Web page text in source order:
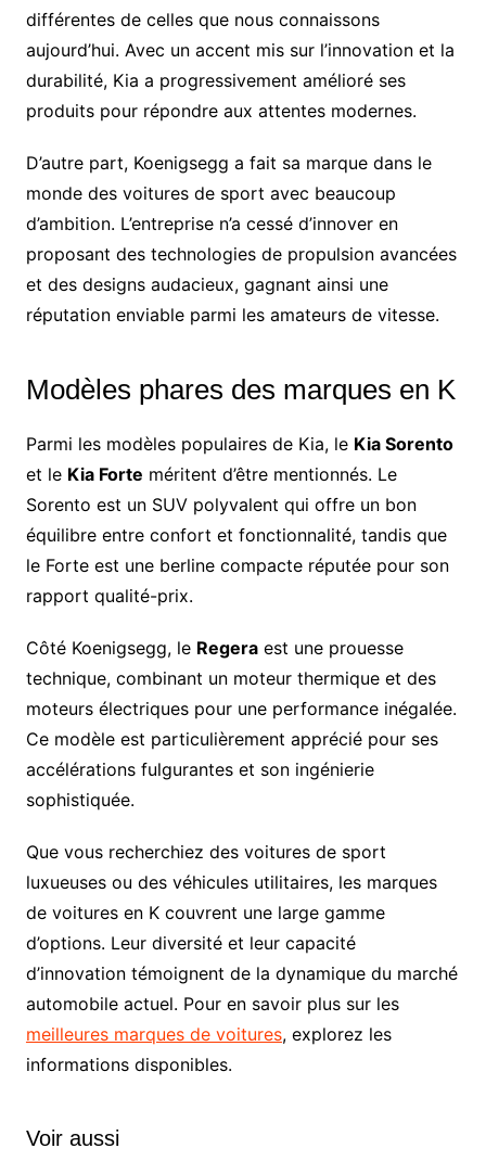
différentes de celles que nous connaissons
aujourd’hui. Avec un accent mis sur l’innovation et la
durabilité, Kia a progressivement amélioré ses
produits pour répondre aux attentes modernes.
D’autre part, Koenigsegg a fait sa marque dans le
monde des voitures de sport avec beaucoup
d’ambition. L’entreprise n’a cessé d’innover en
proposant des technologies de propulsion avancées
et des designs audacieux, gagnant ainsi une
réputation enviable parmi les amateurs de vitesse.
Modèles phares des marques en K
Parmi les modèles populaires de Kia, le Kia Sorento
et le Kia Forte méritent d’être mentionnés. Le
Sorento est un SUV polyvalent qui offre un bon
équilibre entre confort et fonctionnalité, tandis que
le Forte est une berline compacte réputée pour son
rapport qualité-prix.
Côté Koenigsegg, le Regeraest une prouesse
technique, combinant un moteur thermique et des
moteurs électriques pour une performance inégalée.
Ce modèle est particulièrement apprécié pour ses
accélérations fulgurantes et son ingénierie
sophistiquée.
Que vous recherchiez des voitures de sport
luxueuses ou des véhicules utilitaires, les marques
de voitures en K couvrent une large gamme
d’options. Leur diversité et leur capacité
d’innovation témoignent de la dynamique du marché
automobile actuel. Pour en savoir plus sur les
meilleures marques de voitures, explorez les
informations disponibles.
Voir aussi